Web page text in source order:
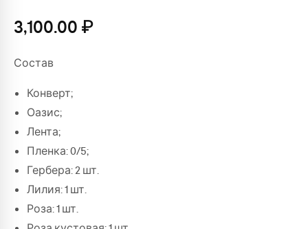
3,100.00 ₽
Состав
Конверт;
Оазис;
Лента;
Пленка: 0/5;
Гербера: 2 шт.
Лилия: 1 шт.
Роза: 1 шт.